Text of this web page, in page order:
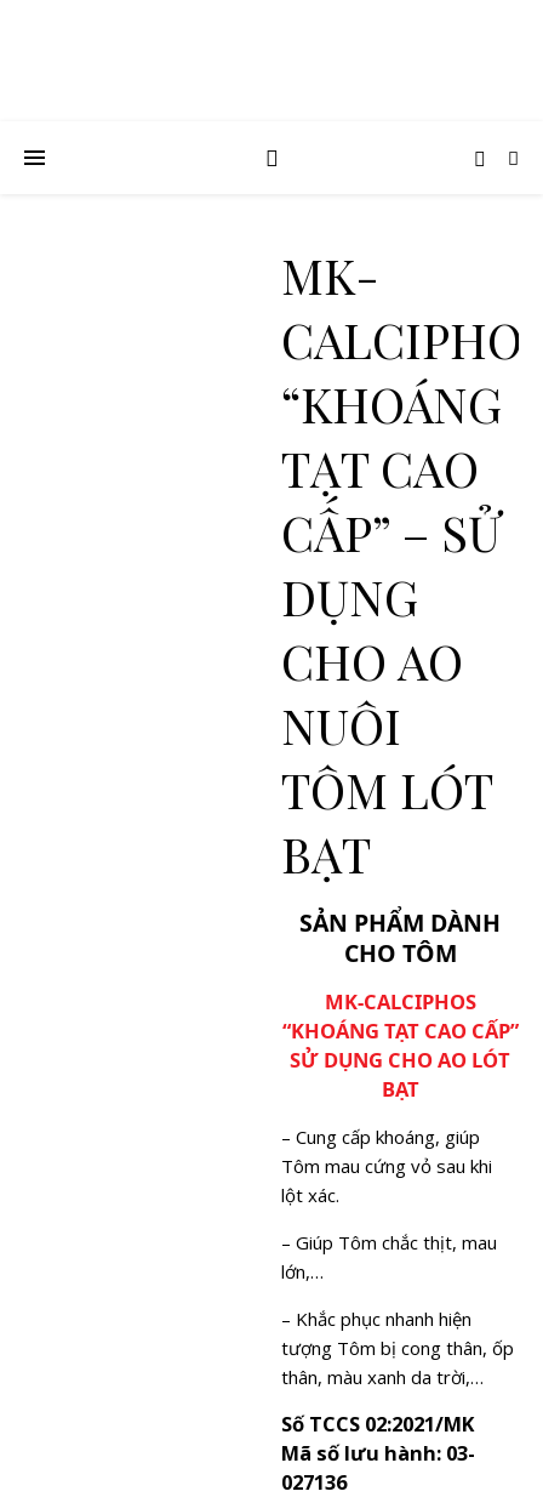
MK-
“KHOÁNG
TẠT CAO
CẤP” – SỬ
DỤNG
CHO AO
NUÔI
TÔM LÓT
BẠT
SẢN PHẨM DÀNH
CHO TÔM
MK-CALCIPHOS
“KHOÁNG TẠT CAO CẤP”
SỬ DỤNG CHO AO LÓT
BẠT
– Cung cấp khoáng, giúp
Tôm mau cứng vỏ sau khi
lột xác.
– Giúp Tôm chắc thịt, mau
lớn,…
– Khắc phục nhanh hiện
tượng Tôm bị cong thân, ốp
thân, màu xanh da trời,…
Số TCCS 02:2021/MK
Mã số lưu hành: 03-
027136